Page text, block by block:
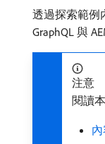
透過探索範例
GraphQL 與
注意
閱讀